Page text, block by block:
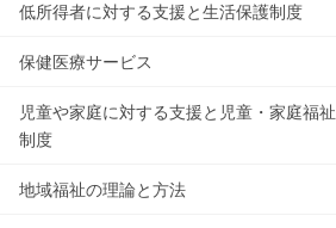
低所得者に対する支援と生活保護制度
保健医療サービス
児童や家庭に対する支援と児童・家庭福祉
制度
地域福祉の理論と方法